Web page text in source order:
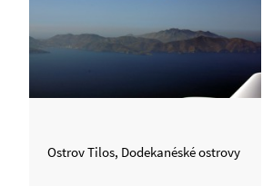
Ostrov Tilos, Dodekanéské ostrovy